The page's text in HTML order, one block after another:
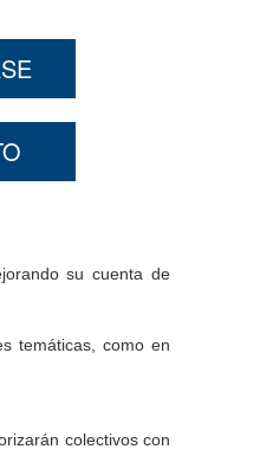
su cuenta de
temáticas, como en
colectivos con